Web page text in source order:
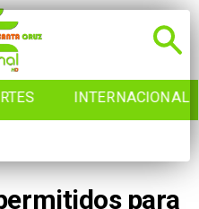
INTERNACIONAL
para